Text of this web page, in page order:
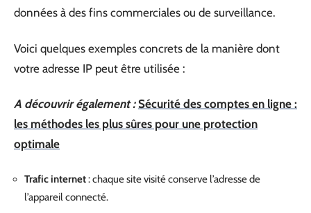
données à des fins commerciales ou de surveillance.
Voici quelques exemples concrets de la manière dont
votre adresse IP peut être utilisée :
A découvrir également : Sécurité des comptes en ligne :
les méthodes les plus sûres pour une protection
optimale
Trafic internet: chaque site visité conserve l’adresse de
l’appareil connecté.